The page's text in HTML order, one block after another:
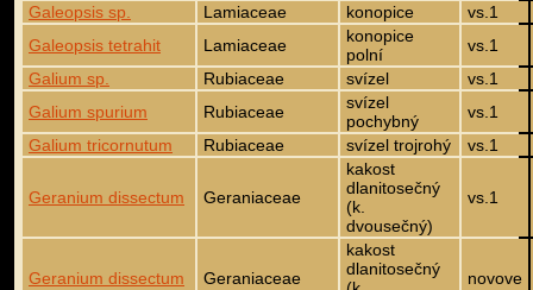
Galeopsis sp.
Lamiaceae konopice
vs.1
Galeopsis tetrahit
Lamiaceae
konopice
polní
vs.1
Galium sp.
Rubiaceae svízel
vs.1
Galium spurium
Rubiaceae
svízel
pochybný
vs.1
Galium tricornutum
Rubiaceae svízel trojrohý vs.1
Geranium dissectum Geraniaceae
kakost
dlanitosečný
(k.
dvousečný)
vs.1
Geranium dissectum Geraniaceae
kakost
dlanitosečný
novove